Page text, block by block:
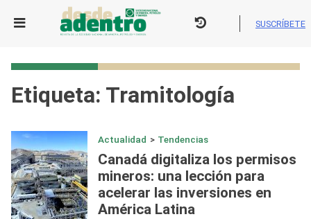
SUSCRÍBETE
Etiqueta: Tramitología
Actualidad > Tendencias
Canadá digitaliza los permisos
mineros: una lección para
acelerar las inversiones en
América Latina